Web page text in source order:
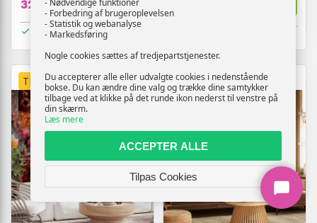
329,-
På lager
329,-
TILBUD TILBUD
- Nødvendige funktioner
- Forbedring af brugeroplevelsen
- Statistik og webanalyse
- Markedsføring
Nogle cookies sættes af tredjepartstjenester.
Du accepterer alle eller udvalgte cookies i nedenstående
bokse. Du kan ændre dine valg og trække dine samtykker
tilbage ved at klikke på det runde ikon nederst til venstre på
din skærm.
Læs mere
ACCEPTER ALLE
Tilpas Cookies